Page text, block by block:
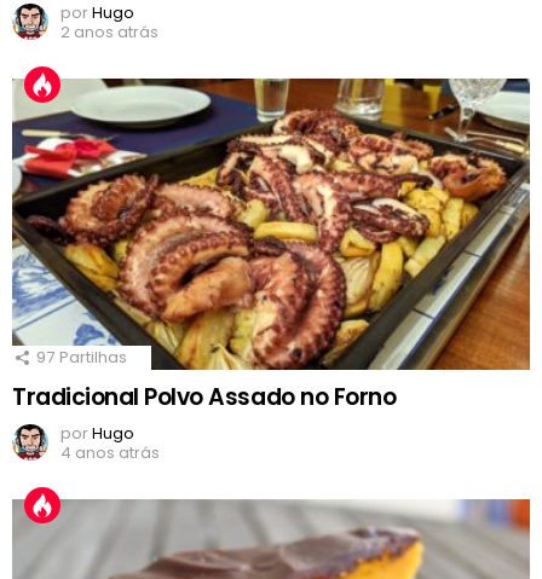
porHugo
2 anos atrás
97 Partilhas
Tradicional Polvo Assado no Forno
porHugo
4 anos atrás